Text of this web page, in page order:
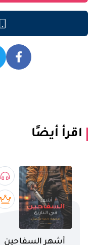
اقرأ أيضًا
اسم الكتاب
أشهر السفاحين